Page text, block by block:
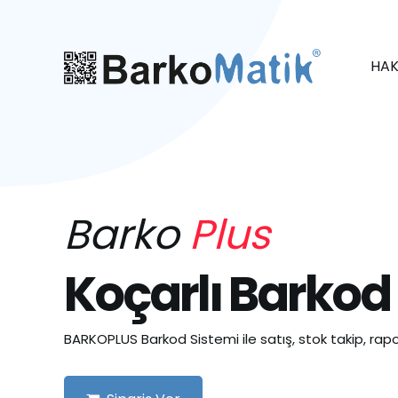
BarkoPlus
Koçarlı
BARKOPLUS Barkod Sistemi ile satış, stok takip,